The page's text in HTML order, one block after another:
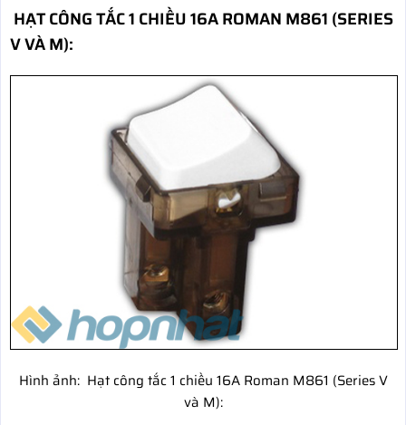
HẠT CÔNG TẮC 1 CHIỀU 16A ROMAN M861 (SERIES
V VÀ M):
Hình ảnh: Hạt công tắc 1 chiều 16A Roman M861 (Series V
và M):